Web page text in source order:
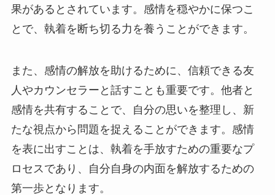
果があるとされています。感情を穏やかに保つこ
とで、執着を断ち切る力を養うことができます。
また、感情の解放を助けるために、信頼できる友
人やカウンセラーと話すことも重要です。他者と
感情を共有することで、自分の思いを整理し、新
たな視点から問題を捉えることができます。感情
を表に出すことは、執着を手放すための重要なプ
ロセスであり、自分自身の内面を解放するための
第一歩となります。